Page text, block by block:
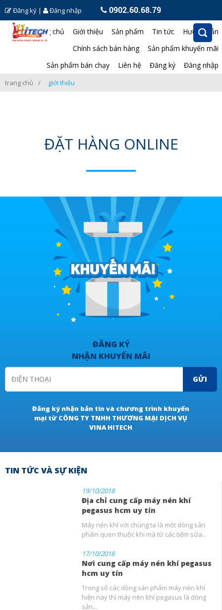
Đăng ký | Đăng nhập 0902.60.68.79
Trang chủ Giới thiệu Sản phẩm Tin tức
Hướng dẫn
Chính sách bán hàng
Sản phẩm khuyến mãi
Sản phẩm bán chạy
Liên hệ Đăng ký Đăng nhập
trang chủ giới thiệu
ĐẶT HÀNG ONLINE
ĐĂNG KÝ
NHẬN KHUYẾN MÃI
GỬI
Đăng ký nhận bản tin và chương trình khuyến
mại từ CÔNG TY TNHH THƯƠNG MẠI DỊCH VỤ
VINA HITECH
TIN TỨC VÀ SỰ KIỆN
19/10/2018
Địa chỉ cung cấp máy nén khí
pegasus hcm uy tín
Máy nén khí với chúng ta là một dòng sản
phẩm quen thuộc khi mà từ các tiệm sửa...
17/10/2018
Nơi cung cấp máy nén khí pegasus
hcm uy tín
Trong số các dòng sản phẩm máy nén khí
hiện nay thì máy nén khí pegasus là dòng
sản...